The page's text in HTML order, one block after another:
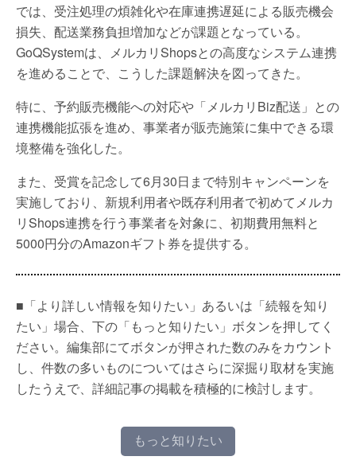
では、受注処理の煩雑化や在庫連携遅延による販売機会
損失、配送業務負担増加などが課題となっている。
GoQSystemは、メルカリShopsとの高度なシステム連携
を進めることで、こうした課題解決を図ってきた。
特に、予約販売機能への対応や「メルカリBiz配送」との
連携機能拡張を進め、事業者が販売施策に集中できる環
境整備を強化した。
また、受賞を記念して6月30日まで特別キャンペーンを
実施しており、新規利用者や既存利用者で初めてメルカ
リShops連携を行う事業者を対象に、初期費用無料と
5000円分のAmazonギフト券を提供する。
■「より詳しい情報を知りたい」あるいは「続報を知り
たい」場合、下の「もっと知りたい」ボタンを押してく
ださい。編集部にてボタンが押された数のみをカウント
し、件数の多いものについてはさらに深掘り取材を実施
したうえで、詳細記事の掲載を積極的に検討します。
もっと知りたい